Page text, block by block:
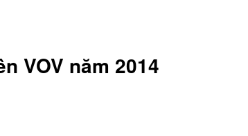
VOV năm 2014